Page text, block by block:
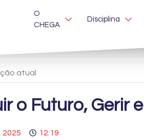
O
CHEGA
Disciplina
atual
o Futuro, Gerir
2025 12:19